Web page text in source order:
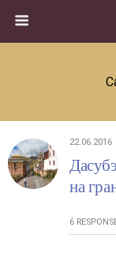
22.06.2016
на
6